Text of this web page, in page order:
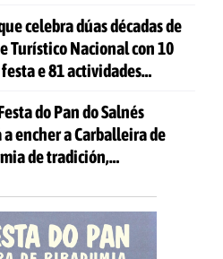
celebra dúas décadas de
Turístico Nacional con 10
e 81 actividades
do Pan do Salnés
encher a Carballeira de
de tradición,
idades